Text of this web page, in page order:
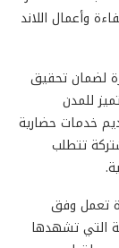
وأعمال اللاند
لضمان تحقيق
للمدن
خدمات حضارية
تتطلب
تعمل وفق
التي تشهدها